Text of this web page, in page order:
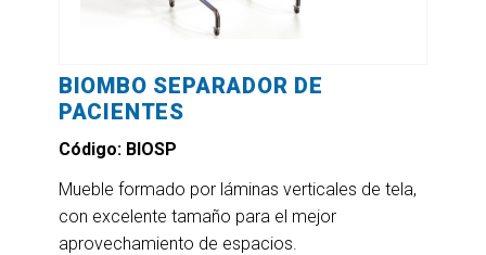
BIOMBO SEPARADOR DE
PACIENTES
Código: BIOSP
Mueble formado por láminas verticales de tela,
con excelente tamaño para el mejor
aprovechamiento de espacios.